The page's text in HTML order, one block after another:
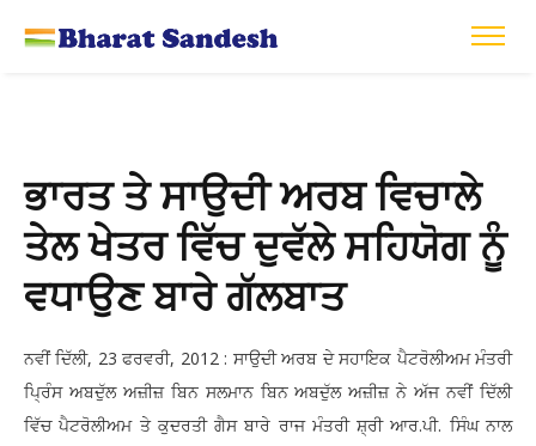
ਭਾਰਤ ਤੇ ਸਾਉਦੀ ਅਰਬ ਵਿਚਾਲੇ
ਤੇਲ ਖੇਤਰ ਵਿੱਚ ਦੁਵੱਲੇ ਸਹਿਯੋਗ ਨੂੰ
ਵਧਾਉਣ ਬਾਰੇ ਗੱਲਬਾਤ
ਨਵੀਂ ਦਿੱਲੀ, 23 ਫਰਵਰੀ, 2012 : ਸਾਉਦੀ ਅਰਬ ਦੇ ਸਹਾਇਕ ਪੈਟਰੋਲੀਅਮ ਮੰਤਰੀ
ਪ੍ਰਿੰਸ ਅਬਦੁੱਲ ਅਜ਼ੀਜ਼ ਬਿਨ ਸਲਮਾਨ ਬਿਨ ਅਬਦੁੱਲ ਅਜ਼ੀਜ਼ ਨੇ ਅੱਜ ਨਵੀਂ ਦਿੱਲੀ
ਵਿੱਚ ਪੈਟਰੋਲੀਅਮ ਤੇ ਕੁਦਰਤੀ ਗੈਸ ਬਾਰੇ ਰਾਜ ਮੰਤਰੀ ਸ਼੍ਰੀ ਆਰ.ਪੀ. ਸਿੰਘ ਨਾਲ